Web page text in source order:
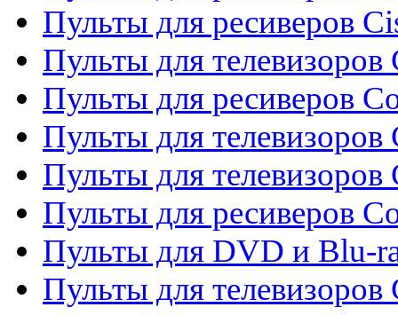
Пульты для ресиверов
Пульты для телевизоров
Пульты для ресиверов
Пульты для телевизоров
Пульты для телевизоров
Пульты для ресиверов
Пульты для DVD и Blu-
Пульты для телевизоров